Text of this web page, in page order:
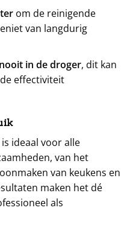
om de reinigende
van langdurig
in de droger, dit kan
effectiviteit
ideaal voor alle
van het
van keukens en
maken het dé
als